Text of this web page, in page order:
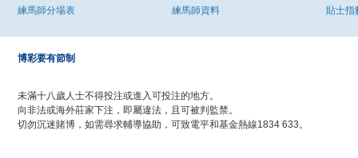
練馬師分場表
練馬師資料
貼士指
博彩要有節制
未滿十八歲人士不得投注或進入可投注的地方。
向非法或海外莊家下注，即屬違法，且可被判監禁。
切勿沉迷賭博，如需尋求輔導協助，可致電平和基金熱線1834 633。